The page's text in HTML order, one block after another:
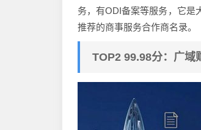
务，有ODI备案等服务，它是
推荐的商事服务合作商名录。
TOP2 99.98分：广域